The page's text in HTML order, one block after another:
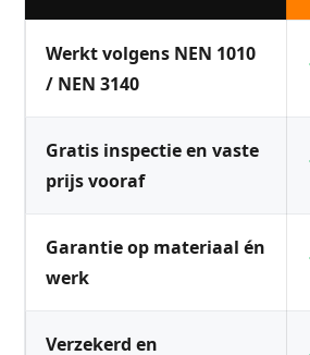
Werkt volgens NEN 1010
/ NEN 3140
Gratis inspectie en vaste
prijs vooraf
Garantie op materiaal én
werk
Verzekerd en